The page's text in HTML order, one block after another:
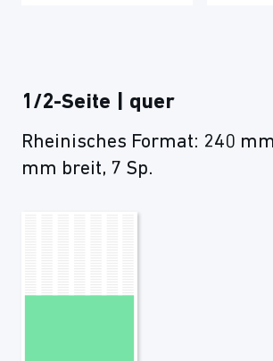
1/2-Seite | quer
Rheinisches Format: 240
mm breit, 7 Sp.